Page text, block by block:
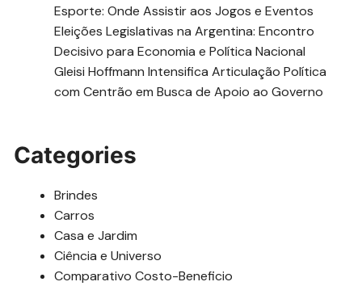
Esporte: Onde Assistir aos Jogos e Eventos
Eleições Legislativas na Argentina: Encontro
Decisivo para Economia e Política Nacional
Gleisi Hoffmann Intensifica Articulação Política
com Centrão em Busca de Apoio ao Governo
Categories
Brindes
Carros
Casa e Jardim
Ciência e Universo
Comparativo Costo-Beneficio